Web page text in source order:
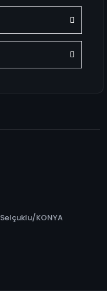
KONYA